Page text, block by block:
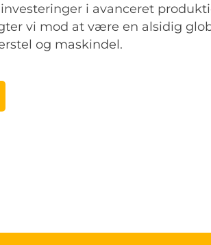
i avanceret
vi mod at være en alsidig
og maskindel.